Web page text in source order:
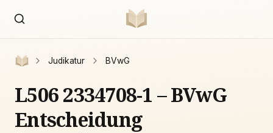
Judikatur BVwG
L506 2334708-1 – BVwG
Entscheidung